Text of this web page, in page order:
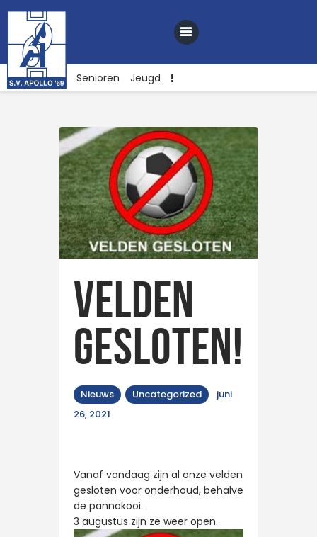
Senioren Jeugd
Nieuws
Club
Sponsoren
Webshop
Contact
Lid worden
Velden
gesloten!
Nieuws Uncategorized
juni
26, 2021
Vanaf vandaag zijn al onze velden
gesloten voor onderhoud, behalve
de pannakooi.
3 augustus zijn ze weer open.